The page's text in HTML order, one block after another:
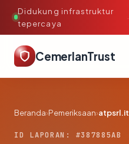
Didukung infrastruktur
tepercaya
·
CemerlanTrust
Beranda›Pemeriksaan›atpsrl.it
ID LAPORAN: #387885AB